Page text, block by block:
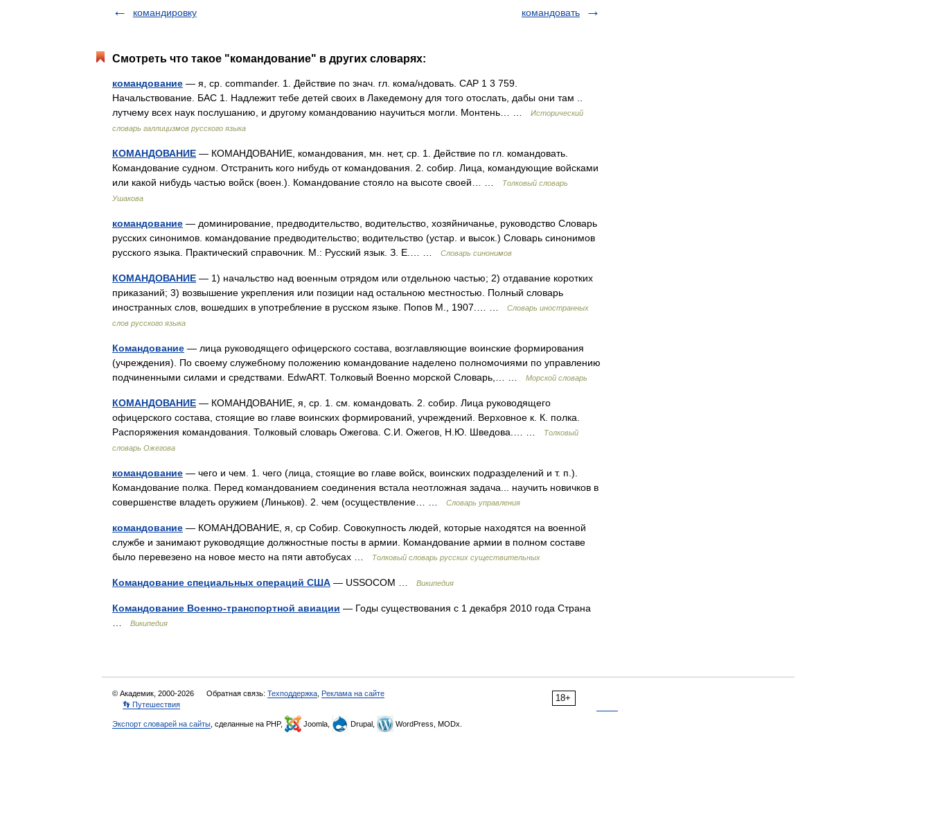
командировку командовать
Смотреть что такое "командование" в других словарях:
командование — я, ср. commander. 1. Действие по знач. гл. кома/ндовать. САР 1 3 759.
Начальствование. БАС 1. Надлежит тебе детей своих в Лакедемону для того отослать, дабы они там ..
лутчему всех наук послушанию, и другому командованию научиться могли. Монтень… …
Исторический
словарь галлицизмов русского языка
КОМАНДОВАНИЕ — КОМАНДОВАНИЕ, командования, мн. нет, ср. 1. Действие по гл. командовать.
Командование судном. Отстранить кого нибудь от командования. 2. собир. Лица, командующие войсками
или какой нибудь частью войск (воен.). Командование стояло на высоте своей… …
Толковый словарь
Ушакова
командование — доминирование, предводительство, водительство, хозяйничанье, руководство Словарь
русских синонимов. командование предводительство; водительство (устар. и высок.) Словарь синонимов
русского языка. Практический справочник. М.: Русский язык. З. Е.… …
Словарь синонимов
КОМАНДОВАНИЕ — 1) начальство над военным отрядом или отдельною частью; 2) отдавание коротких
приказаний; 3) возвышение укрепления или позиции над остальною местностью. Полный словарь
иностранных слов, вошедших в употребление в русском языке. Попов М., 1907.… …
Словарь иностранных
слов русского языка
Командование — лица руководящего офицерского состава, возглавляющие воинские формирования
(учреждения). По своему служебному положению командование наделено полномочиями по управлению
подчиненными силами и средствами. EdwART. Толковый Военно морской Словарь,… …
Морской словарь
КОМАНДОВАНИЕ — КОМАНДОВАНИЕ, я, ср. 1. см. командовать. 2. собир. Лица руководящего
офицерского состава, стоящие во главе воинских формирований, учреждений. Верховное к. К. полка.
Распоряжения командования. Толковый словарь Ожегова. С.И. Ожегов, Н.Ю. Шведова.… …
Толковый
словарь Ожегова
командование — чего и чем. 1. чего (лица, стоящие во главе войск, воинских подразделений и т. п.).
Командование полка. Перед командованием соединения встала неотложная задача... научить новичков в
совершенстве владеть оружием (Линьков). 2. чем (осуществление… …
Словарь управления
командование — КОМАНДОВАНИЕ, я, ср Собир. Совокупность людей, которые находятся на военной
службе и занимают руководящие должностные посты в армии. Командование армии в полном составе
было перевезено на новое место на пяти автобусах …
Толковый словарь русских существительных
Командование специальных операций США — USSOCOM … Википедия
Командование Военно-транспортной авиации — Годы существования c 1 декабря 2010 года Страна
Википедия
18+
© Академик, 2000-2026 Обратная связь: Техподдержка Реклама на сайте
👣 Путешествия
Экспорт словарей на сайты , сделанные на PHP, Joomla, Drupal, WordPress, MODx.